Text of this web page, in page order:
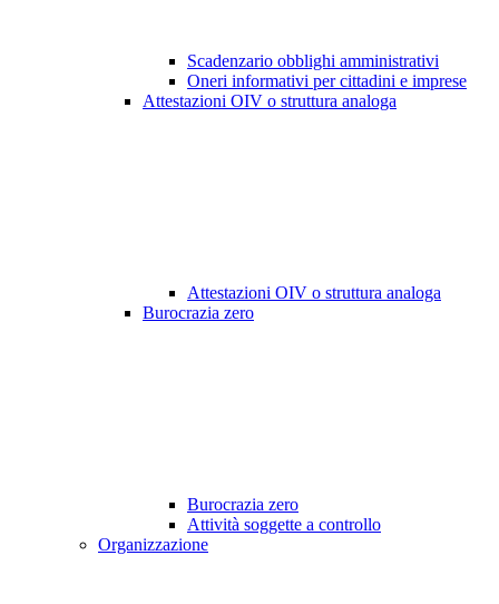
Scadenzario obblighi amministrativi
Oneri informativi per cittadini e imprese
Attestazioni OIV o struttura analoga
Attestazioni OIV o struttura analoga
Burocrazia zero
Burocrazia zero
Attività soggette a controllo
Organizzazione